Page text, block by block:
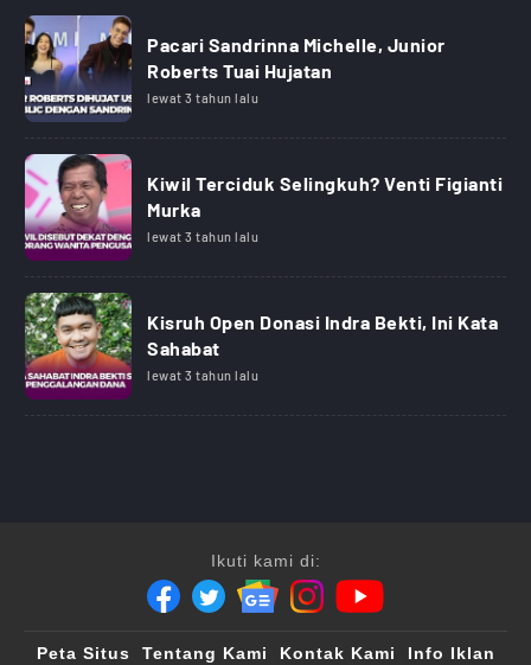
Pacari Sandrinna Michelle, Junior
Roberts Tuai Hujatan
lewat 3 tahun lalu
Kiwil Terciduk Selingkuh? Venti Figianti
Murka
lewat 3 tahun lalu
Kisruh Open Donasi Indra Bekti, Ini Kata
Sahabat
lewat 3 tahun lalu
Ikuti kami di:
Peta Situs Tentang Kami Kontak Kami Info Iklan